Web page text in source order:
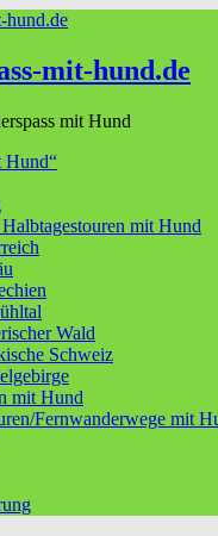
mit-hund.de
mit Hund
Hund“
mit Hund
Wald
Schweiz
mit Hund
Fernwanderwege mit